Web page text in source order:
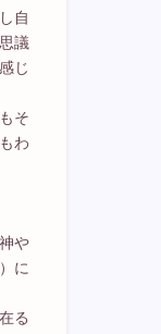
自
議
じ
そ
わ
や
に
る